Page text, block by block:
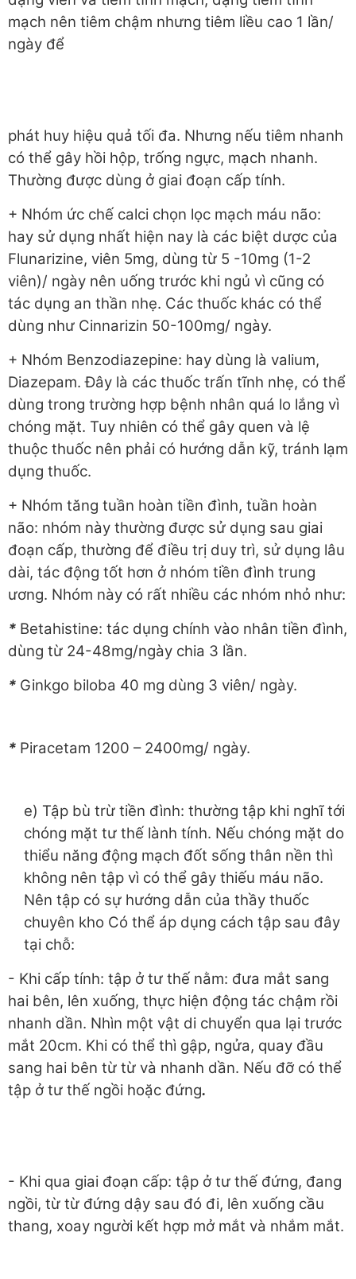
mạch nên tiêm chậm nhưng tiêm liều cao 1 lần/
ngày để
phát huy hiệu quả tối đa. Nhưng nếu tiêm nhanh
có thể gây hồi hộp, trống ngực, mạch nhanh.
Thường được dùng ở giai đoạn cấp tính.
+ Nhóm ức chế calci chọn lọc mạch máu não:
hay sử dụng nhất hiện nay là các biệt dược của
Flunarizine, viên 5mg, dùng từ 5 -10mg (1-2
viên)/ ngày nên uống trước khi ngủ vì cũng có
tác dụng an thần nhẹ. Các thuốc khác có thể
dùng như Cinnarizin 50-100mg/ ngày.
+ Nhóm Benzodiazepine: hay dùng là valium,
Diazepam. Đây là các thuốc trấn tĩnh nhẹ, có thể
dùng trong trường hợp bệnh nhân quá lo lắng vì
chóng mặt. Tuy nhiên có thể gây quen và lệ
thuộc thuốc nên phải có hướng dẫn kỹ, tránh lạm
dụng thuốc.
+ Nhóm tăng tuần hoàn tiền đình, tuần hoàn
não: nhóm này thường được sử dụng sau giai
đoạn cấp, thường để điều trị duy trì, sử dụng lâu
dài, tác động tốt hơn ở nhóm tiền đình trung
ương. Nhóm này có rất nhiều các nhóm nhỏ như:
* Betahistine: tác dụng chính vào nhân tiền đình,
dùng từ 24-48mg/ngày chia 3 lần.
* Ginkgo biloba 40 mg dùng 3 viên/ ngày.
* Piracetam 1200 – 2400mg/ ngày.
e) Tập bù trừ tiền đình: thường tập khi nghĩ tới
chóng mặt tư thế lành tính. Nếu chóng mặt do
thiểu năng động mạch đốt sống thân nền thì
không nên tập vì có thể gây thiếu máu não.
Nên tập có sự hướng dẫn của thầy thuốc
chuyên kho Có thể áp dụng cách tập sau đây
tại chỗ:
- Khi cấp tính: tập ở tư thế nằm: đưa mắt sang
hai bên, lên xuống, thực hiện động tác chậm rồi
nhanh dần. Nhìn một vật di chuyển qua lại trước
mắt 20cm. Khi có thể thì gập, ngửa, quay đầu
sang hai bên từ từ và nhanh dần. Nếu đỡ có thể
tập ở tư thế ngồi hoặc đứng.
- Khi qua giai đoạn cấp: tập ở tư thế đứng, đang
ngồi, từ từ đứng dậy sau đó đi, lên xuống cầu
thang, xoay người kết hợp mở mắt và nhắm mắt.